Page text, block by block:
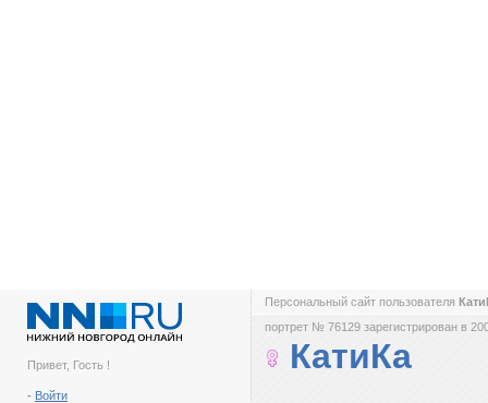
Привет, Гость !
- Войти
Персональный сайт пользователя
портрет № 76129 зарегистрирован в
КатиКа